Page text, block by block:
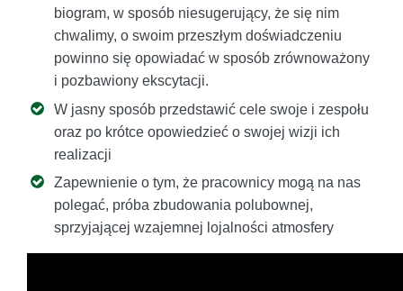
biogram, w sposób niesugerujący, że się nim
chwalimy, o swoim przeszłym doświadczeniu
powinno się opowiadać w sposób zrównoważony
i pozbawiony ekscytacji.
W jasny sposób przedstawić cele swoje i zespołu
oraz po krótce opowiedzieć o swojej wizji ich
realizacji
Zapewnienie o tym, że pracownicy mogą na nas
polegać, próba zbudowania polubownej,
sprzyjającej wzajemnej lojalności atmosfery